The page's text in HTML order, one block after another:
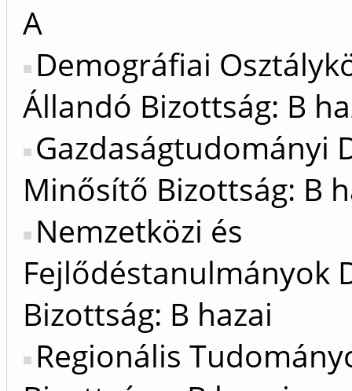
A
Demográfiai
Állandó Bizottság: B
Gazdaságtudományi
Minősítő Bizottság: B
Nemzetközi és
Fejlődéstanulmányok
Bizottság: B hazai
Regionális